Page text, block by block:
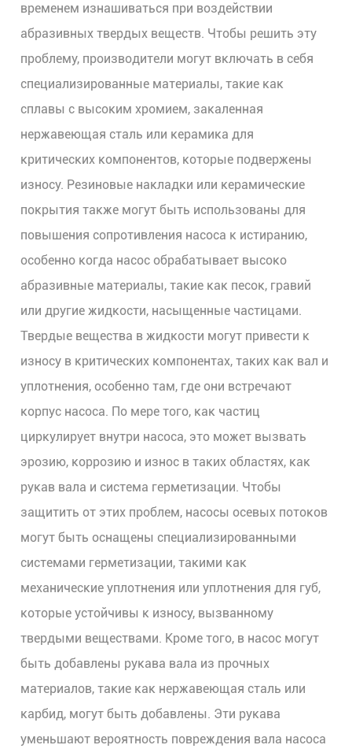
временем изнашиваться при воздействии
абразивных твердых веществ. Чтобы решить эту
проблему, производители могут включать в себя
специализированные материалы, такие как
сплавы с высоким хромием, закаленная
нержавеющая сталь или керамика для
критических компонентов, которые подвержены
износу. Резиновые накладки или керамические
покрытия также могут быть использованы для
повышения сопротивления насоса к истиранию,
особенно когда насос обрабатывает высоко
абразивные материалы, такие как песок, гравий
или другие жидкости, насыщенные частицами.
Твердые вещества в жидкости могут привести к
износу в критических компонентах, таких как вал и
уплотнения, особенно там, где они встречают
корпус насоса. По мере того, как частиц
циркулирует внутри насоса, это может вызвать
эрозию, коррозию и износ в таких областях, как
рукав вала и система герметизации. Чтобы
защитить от этих проблем, насосы осевых потоков
могут быть оснащены специализированными
системами герметизации, такими как
механические уплотнения или уплотнения для губ,
которые устойчивы к износу, вызванному
твердыми веществами. Кроме того, в насос могут
быть добавлены рукава вала из прочных
материалов, такие как нержавеющая сталь или
карбид, могут быть добавлены. Эти рукава
уменьшают вероятность повреждения вала насоса